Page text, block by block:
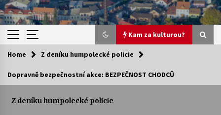
Kam za kulturou?
Kam za kulturou?
Sukuba Ensemble
Home Z deníku humpolecké policie
Dopravně bezpečnostní akce: BEZPEČNOST CHODCŮ
Z deníku humpolecké policie